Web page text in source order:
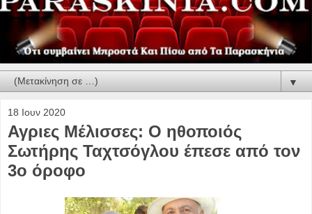
▼
18 Ιουν 2020
Αγριες Μέλισσες: O ηθοποιός
Σωτήρης Ταχτσόγλου έπεσε από τον
3ο όροφο